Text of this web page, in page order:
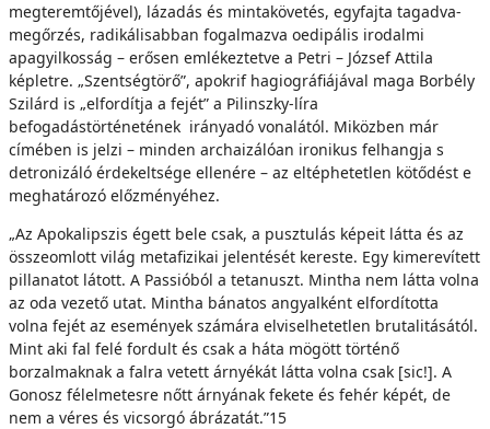
megteremtőjével), lázadás és mintakövetés, egyfajta tagadva-
megőrzés, radikálisabban fogalmazva oedipális irodalmi
apagyilkosság – erősen emlékeztetve a Petri – József Attila
képletre. „Szentségtörő”, apokrif hagiográfiájával maga Borbély
Szilárd is „elfordítja a fejét” a Pilinszky-líra
befogadástörténetének irányadó vonalától. Miközben már
címében is jelzi – minden archaizálóan ironikus felhangja s
detronizáló érdekeltsége ellenére – az eltéphetetlen kötődést e
meghatározó előzményéhez.
„Az Apokalipszis égett bele csak, a pusztulás képeit látta és az
összeomlott világ metafizikai jelentését kereste. Egy kimerevített
pillanatot látott. A Passióból a tetanuszt. Mintha nem látta volna
az oda vezető utat. Mintha bánatos angyalként elfordította
volna fejét az események számára elviselhetetlen brutalitásától.
Mint aki fal felé fordult és csak a háta mögött történő
borzalmaknak a falra vetett árnyékát látta volna csak [sic!]. A
Gonosz félelmetesre nőtt árnyának fekete és fehér képét, de
nem a véres és vicsorgó ábrázatát.”15